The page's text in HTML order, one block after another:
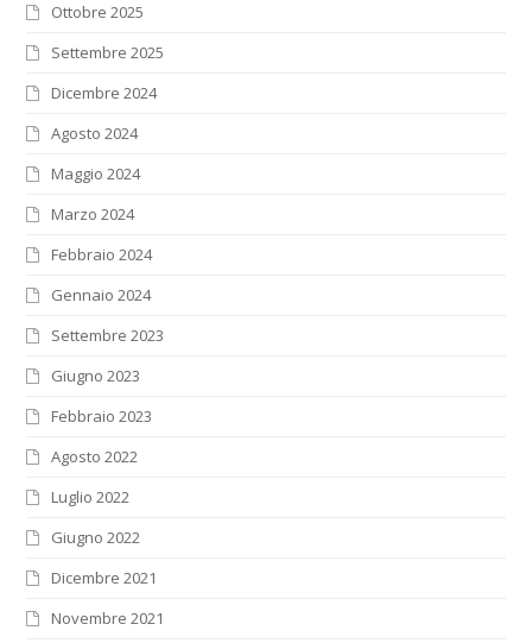
Ottobre 2025
Settembre 2025
Dicembre 2024
Agosto 2024
Maggio 2024
Marzo 2024
Febbraio 2024
Gennaio 2024
Settembre 2023
Giugno 2023
Febbraio 2023
Agosto 2022
Luglio 2022
Giugno 2022
Dicembre 2021
Novembre 2021